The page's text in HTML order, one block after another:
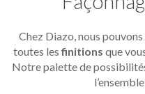
Chez Diazo, nous
toutes lesfinitions que
Notre palette de